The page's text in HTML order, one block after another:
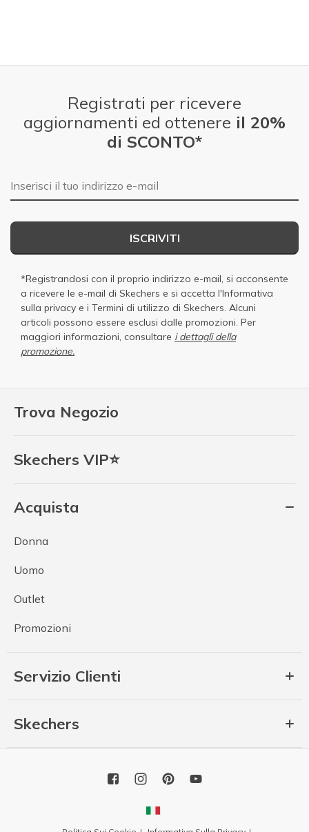
Trova Negozio
Skechers VIP⭐
Acquista
Donna
Uomo
Outlet
Promozioni
Servizio Clienti
Skechers
Registrati per ricevere
aggiornamenti ed ottenere il 20%
di SCONTO*
E-mail
ISCRIVITI
*Registrandosi con il proprio indirizzo e-mail, si acconsente
a ricevere le e-mail di Skechers e si accetta l'Informativa
sulla privacy e i Termini di utilizzo di Skechers. Alcuni
articoli possono essere esclusi dalle promozioni. Per
maggiori informazioni, consultare i dettagli della
promozione.